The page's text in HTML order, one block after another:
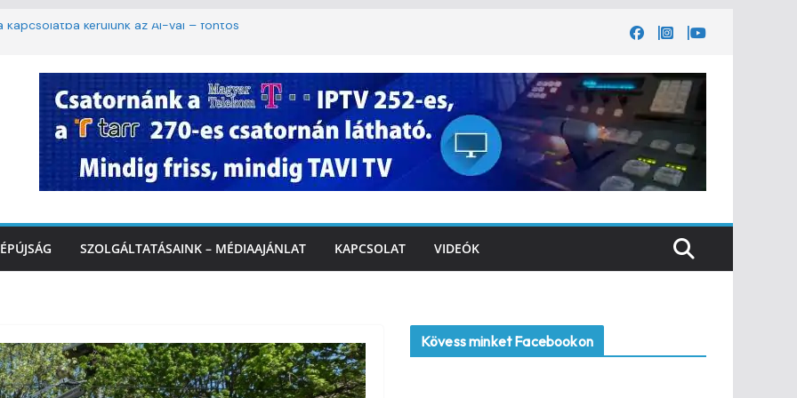
kapcsolatba kerülünk az AI-val – fontos
felfrissülés: jövő héten újra berobban
szolgáltatásnyújtás a hőségriadó alatt
Városi Gyógyfürdő és
SZOLGÁLTATÁSAINK – MÉDIAAJÁNLAT KAPCSOLAT VIDEÓK
Kövess minket Facebookon